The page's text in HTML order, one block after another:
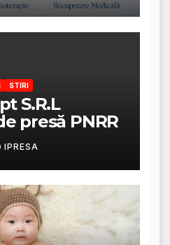
STIRI
S.R.L
presă PNRR
IPRESA